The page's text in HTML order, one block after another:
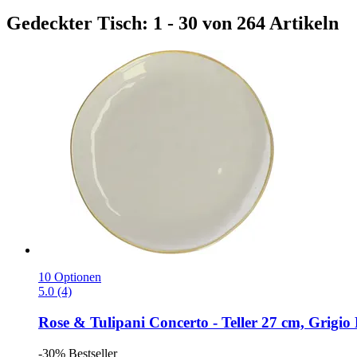
Gedeckter Tisch: 1 - 30 von 264 Artikeln
10 Optionen
5.0 (4)
Rose & Tulipani Concerto -​ Teller 27 cm, Grigio
-30% Bestseller